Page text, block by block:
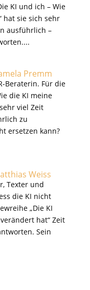
KI und ich – Wie
hat sie sich sehr
ausführlich –
Premm
Beraterin. Für die
die KI meine
viel Zeit
zu
ersetzen kann?
Weiss
Texter und
die KI nicht
„Die KI
hat“ Zeit
Sein